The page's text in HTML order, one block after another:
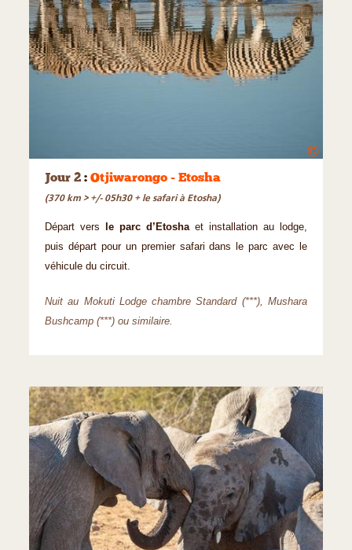
©
Jour 2 : Otjiwarongo - Etosha
(370 km > +/- 05h30 + le safari à Etosha)
Départ vers le parc d’Etoshaet installation au lodge,
puis départ pour un premier safari dans le parc avec le
véhicule du circuit.
Nuit au Mokuti Lodge chambre Standard (***), Mushara
Bushcamp (***) ou similaire.